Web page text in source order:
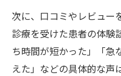
次に、口コミやレビュー
診療を受けた患者の体験
ち時間が短かった」「急
えた」などの具体的な声